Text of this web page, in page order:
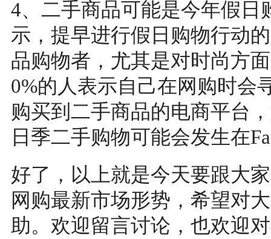
4、二手商品可能是今年假
示，提早进行假日购物行动
品购物者，尤其是对时尚方
0%的人表示自己在网购时会
购买到二手商品的电商平台
日季二手购物可能会发生在
好了，以上就是今天要跟大
网购最新市场形势，希望对
助。欢迎留言讨论，也欢迎